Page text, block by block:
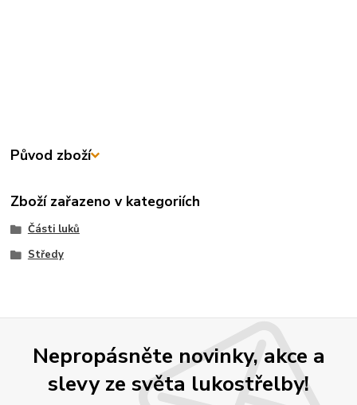
Původ zboží
Zboží zařazeno v kategoriích
Části luků
Středy
Nepropásněte novinky, akce a
slevy ze světa lukostřelby!